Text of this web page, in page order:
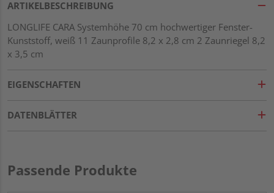
ARTIKELBESCHREIBUNG
LONGLIFE CARA Systemhöhe 70 cm hochwertiger Fenster-
Kunststoff, weiß 11 Zaunprofile 8,2 x 2,8 cm 2 Zaunriegel 8,2
x 3,5 cm
EIGENSCHAFTEN
DATENBLÄTTER
Passende Produkte